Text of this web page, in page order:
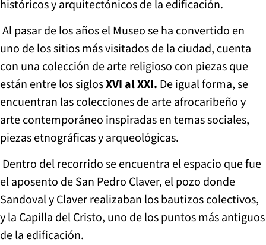
históricos y arquitectónicos de la edificación.
Al pasar de los años el Museo se ha convertido en
uno de los sitios más visitados de la ciudad, cuenta
con una colección de arte religioso con piezas que
están entre los siglosXVI al XXI. De igual forma, se
encuentran las colecciones de arte afrocaribeño y
arte contemporáneo inspiradas en temas sociales,
piezas etnográficas y arqueológicas.
Dentro del recorrido se encuentra el espacio que fue
el aposento de San Pedro Claver, el pozo donde
Sandoval y Claver realizaban los bautizos colectivos,
y la Capilla del Cristo, uno de los puntos más antiguos
de la edificación.